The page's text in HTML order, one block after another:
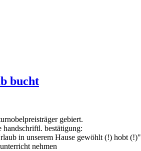
bucht
gebiert.
bestätigung:
in unserem Hause gewöhlt (!) hobt (!)"
nehmen